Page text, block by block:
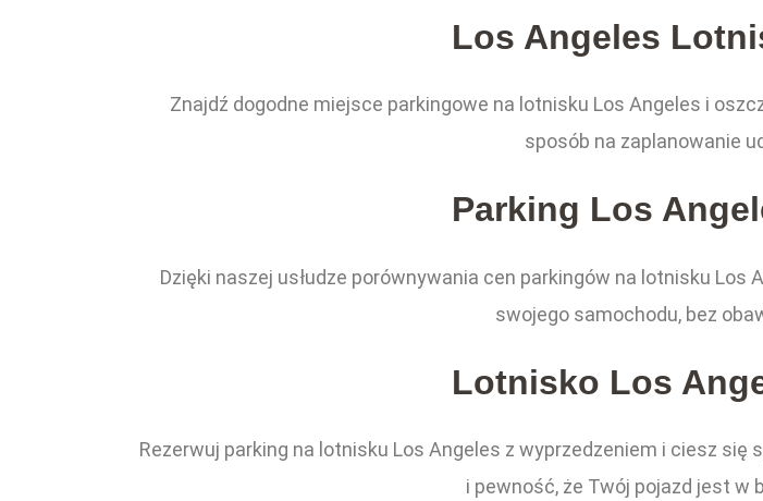
Los Angeles
Znajdź dogodne miejsce parkingowe na lotnisku Los Angeles i
sposób na zaplanowanie
Parking Los
Dzięki naszej usłudze porównywania cen parkingów na lotnisku
swojego samochodu, bez
Lotnisko Los
Rezerwuj parking na lotnisku Los Angeles z wyprzedzeniem i ciesz
i pewność, że Twój pojazd jest w